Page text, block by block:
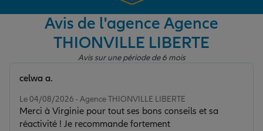
Protection juridique
Retraite
Avis de l'agence Agence
THIONVILLE LIBERTE
Avis sur une période de 6 mois
Le 04/08/2026 - Agence THIONVILLE LIBERTE
Merci à Virginie pour tout ses bons conseils et sa
réactivité ! Je recommande fortement
celwa a.